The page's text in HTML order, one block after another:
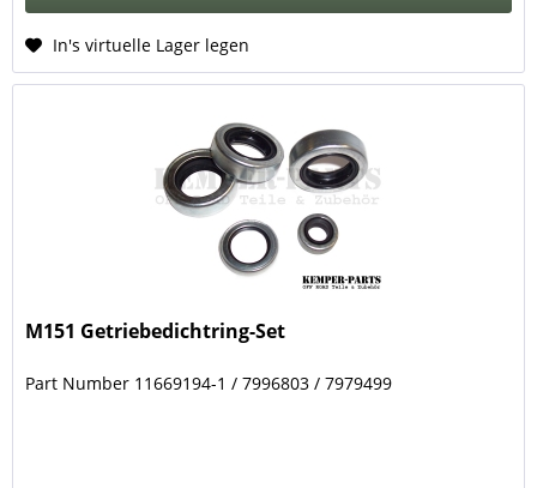
In's virtuelle Lager legen
M151 Getriebedichtring-Set
Part Number 11669194-1 / 7996803 / 7979499